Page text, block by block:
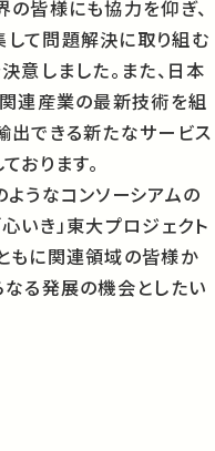
の皆様にも協力を仰ぎ、
て問題解決に取り組む
意しました。また、日本
連産業の最新技術を組
出できる新たなサービス
おります。
うなコンソーシアムの
いき」東大プロジェクト
もに関連領域の皆様か
なる発展の機会としたい